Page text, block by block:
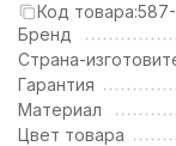
Код товара:
Бренд
Страна-
Гарантия
Материал
Цвет товара